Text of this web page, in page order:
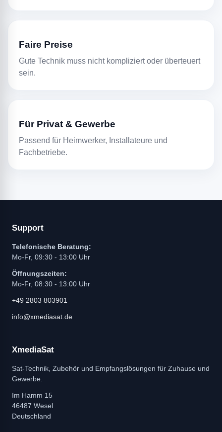
Faire Preise
Gute Technik muss nicht kompliziert oder überteuert
sein.
Für Privat & Gewerbe
Passend für Heimwerker, Installateure und
Fachbetriebe.
Support
Telefonische Beratung:
Mo-Fr, 09:30 - 13:00 Uhr
Öffnungszeiten:
Mo-Fr, 08:30 - 13:00 Uhr
+49 2803 803901
info@xmediasat.de
XmediaSat
Sat-Technik, Zubehör und Empfangslösungen für Zuhause und
Gewerbe.
Im Hamm 15
46487 Wesel
Deutschland